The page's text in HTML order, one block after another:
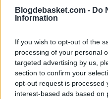
Blogdebasket.com - Do
Information
If you wish to opt-out of the
processing of your personal
targeted advertising by us,
section to confirm your
opt-out request is processed
interest-based ads based on